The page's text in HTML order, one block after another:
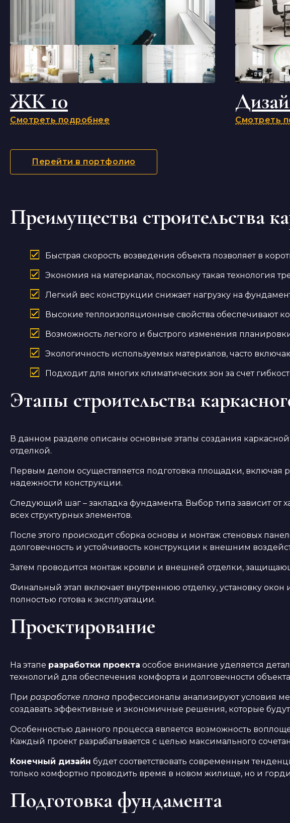
ЖК 10
Смотреть подробнее Смотреть
Перейти в портфолио
Преимущества строительства
Быстрая скорость возведения объекта позволяет в
Экономия на материалах, поскольку такая
Легкий вес конструкции снижает нагрузку на
Высокие теплоизоляционные свойства обеспечивают
Возможность легкого и быстрого изменения
Экологичность используемых материалов, часто
Подходит для многих климатических зон за счет
Этапы строительства
В данном разделе описаны основные этапы создания
отделкой.
Первым делом осуществляется подготовка площадки, включая
надежности конструкции.
Следующий шаг – закладка фундамента. Выбор типа зависит от
всех структурных элементов.
После этого происходит сборка основы и монтаж стеновых
долговечность и устойчивость конструкции к внешним
Затем проводится монтаж кровли и внешней отделки,
Финальный этап включает внутреннюю отделку, установку
полностью готова к эксплуатации.
Проектирование
На этапе разработки проекта особое внимание уделяется
технологий для обеспечения комфорта и долговечности
При разработке плана профессионалы анализируют условия
создавать эффективные и экономичные решения, которые
Особенностью данного процесса является возможность
Каждый проект разрабатывается с целью максимального
Конечный дизайн будет соответствовать современным
только комфортно проводить время в новом жилище, но и
Подготовка фундамента